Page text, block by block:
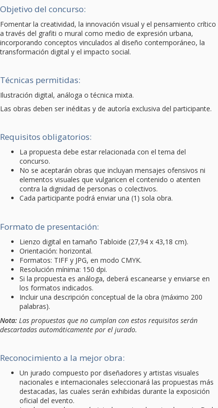
Objetivo del concurso:
Fomentar la creatividad, la innovación visual y el pensamiento crítico
a través del grafiti o mural como medio de expresión urbana,
incorporando conceptos vinculados al diseño contemporáneo, la
transformación digital y el impacto social.
Técnicas permitidas:
Ilustración digital, análoga o técnica mixta.
Las obras deben ser inéditas y de autoría exclusiva del participante.
Requisitos obligatorios:
La propuesta debe estar relacionada con el tema del
concurso.
No se aceptarán obras que incluyan mensajes ofensivos ni
elementos visuales que vulgaricen el contenido o atenten
contra la dignidad de personas o colectivos.
Cada participante podrá enviar una (1) sola obra.
Formato de presentación:
Lienzo digital en tamaño Tabloide (27,94 x 43,18 cm).
Orientación: horizontal.
Formatos: TIFF y JPG, en modo CMYK.
Resolución mínima: 150 dpi.
Si la propuesta es análoga, deberá escanearse y enviarse en
los formatos indicados.
Incluir una descripción conceptual de la obra (máximo 200
palabras).
Nota: Las propuestas que no cumplan con estos requisitos serán
descartadas automáticamente por el jurado.
Reconocimiento a la mejor obra:
Un jurado compuesto por diseñadores y artistas visuales
nacionales e internacionales seleccionará las propuestas más
destacadas, las cuales serán exhibidas durante la exposición
oficial del evento.